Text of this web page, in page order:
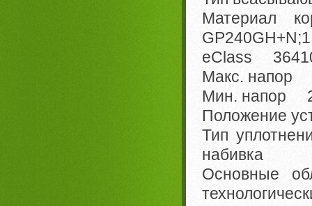
Материал
eClass
Макс. напор
Мин. напор
Положение
Тип
набивка
Основные